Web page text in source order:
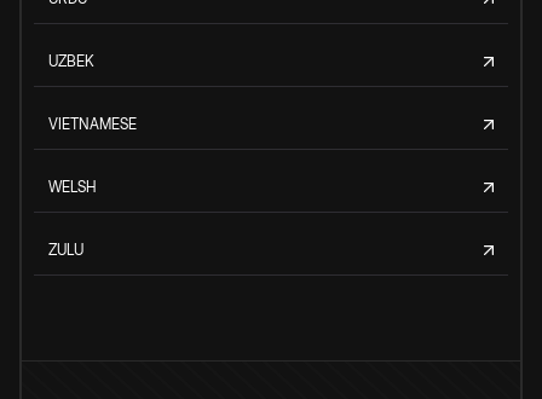
UZBEK
VIETNAMESE
WELSH
ZULU